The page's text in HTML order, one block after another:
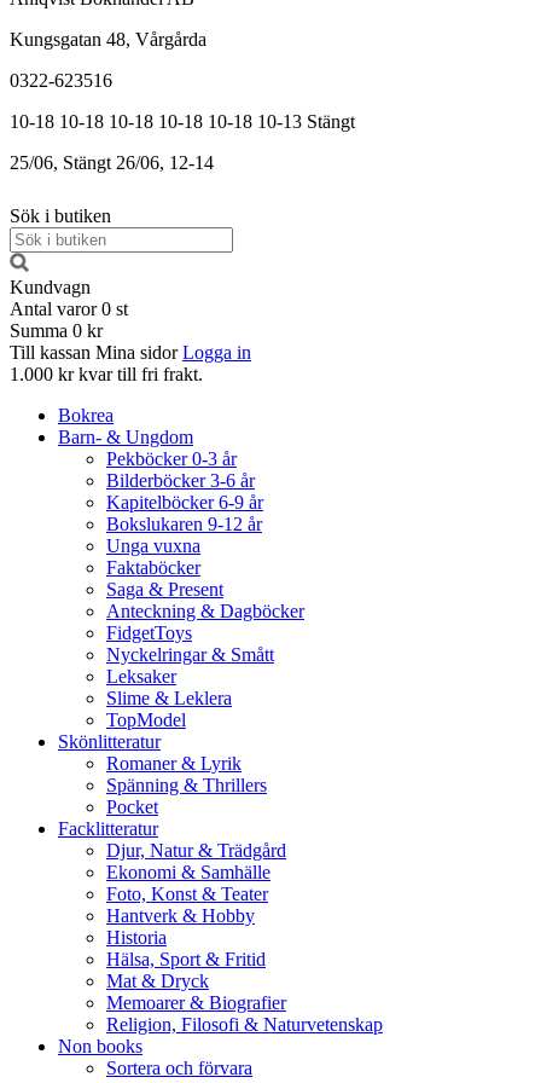
Kungsgatan 48, Vårgårda
0322-623516
10-18 10-18 10-18 10-18 10-18 10-13 Stängt
25/06, Stängt 26/06, 12-14
Sök i butiken
Kundvagn
Antal varor 0 st
Summa 0 kr
Till kassan Mina sidor Logga in
1.000 kr kvar till fri frakt.
Bokrea
Barn- & Ungdom
Pekböcker 0-3 år
Bilderböcker 3-6 år
Kapitelböcker 6-9 år
Bokslukaren 9-12 år
Unga vuxna
Faktaböcker
Saga & Present
Anteckning & Dagböcker
FidgetToys
Nyckelringar & Smått
Leksaker
Slime & Leklera
TopModel
Skönlitteratur
Romaner & Lyrik
Spänning & Thrillers
Pocket
Facklitteratur
Djur, Natur & Trädgård
Ekonomi & Samhälle
Foto, Konst & Teater
Hantverk & Hobby
Historia
Hälsa, Sport & Fritid
Mat & Dryck
Memoarer & Biografier
Religion, Filosofi & Naturvetenskap
Non books
Sortera och förvara